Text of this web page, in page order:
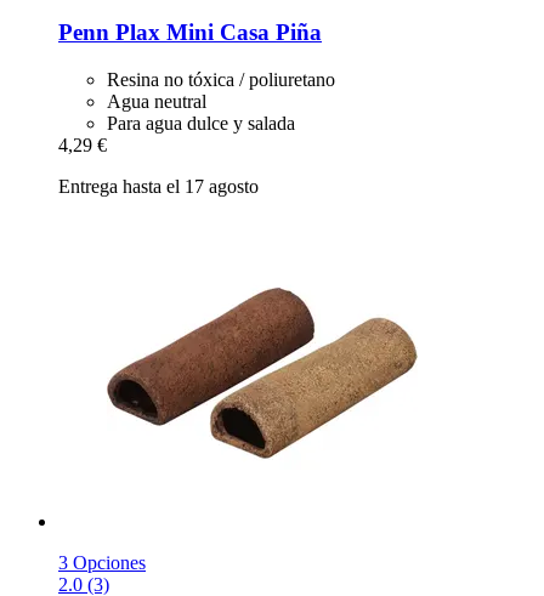
Penn Plax Mini Casa Piña
Resina no tóxica / poliuretano
Agua neutral
Para agua dulce y salada
4,29 €
Entrega hasta el 17 agosto
3 Opciones
2.0 (3)